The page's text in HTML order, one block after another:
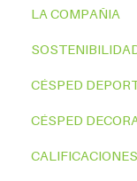
LA COMPAÑIA
CÉSPED
CÉSPED
CALIFICACIONES